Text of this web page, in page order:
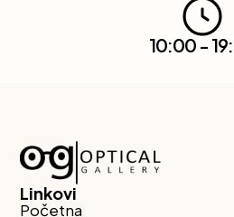
10:00 -
Linkovi
Početna